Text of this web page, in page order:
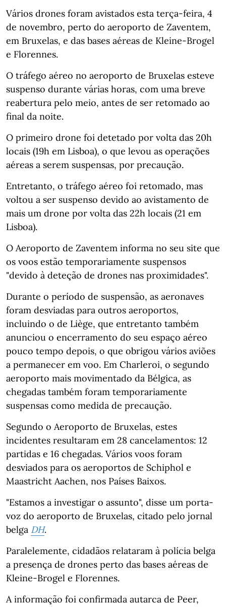
Vários drones foram avistados esta terça-feira, 4
de novembro, perto do aeroporto de Zaventem,
em Bruxelas, e das bases aéreas de Kleine-Brogel
e Florennes.
O tráfego aéreo no aeroporto de Bruxelas esteve
suspenso durante várias horas, com uma breve
reabertura pelo meio, antes de ser retomado ao
final da noite.
O primeiro drone foi detetado por volta das 20h
locais (19h em Lisboa), o que levou as operações
aéreas a serem suspensas, por precaução.
Entretanto, o tráfego aéreo foi retomado, mas
voltou a ser suspenso devido ao avistamento de
mais um drone por volta das 22h locais (21 em
Lisboa).
O Aeroporto de Zaventem informa no seu site que
os voos estão temporariamente suspensos
"devido à deteção de drones nas proximidades".
Durante o período de suspensão, as aeronaves
foram desviadas para outros aeroportos,
incluindo o de Liège, que entretanto também
anunciou o encerramento do seu espaço aéreo
pouco tempo depois, o que obrigou vários aviões
a permanecer em voo. Em Charleroi, o segundo
aeroporto mais movimentado da Bélgica, as
chegadas também foram temporariamente
suspensas como medida de precaução.
Segundo o Aeroporto de Bruxelas, estes
incidentes resultaram em 28 cancelamentos: 12
partidas e 16 chegadas. Vários voos foram
desviados para os aeroportos de Schiphol e
Maastricht Aachen, nos Países Baixos.
"Estamos a investigar o assunto", disse um porta-
voz do aeroporto de Bruxelas, citado pelo jornal
belga DH.
Paralelemente, cidadãos relataram à polícia belga
a presença de drones perto das bases aéreas de
Kleine-Brogel e Florennes.
A informação foi confirmada autarca de Peer,